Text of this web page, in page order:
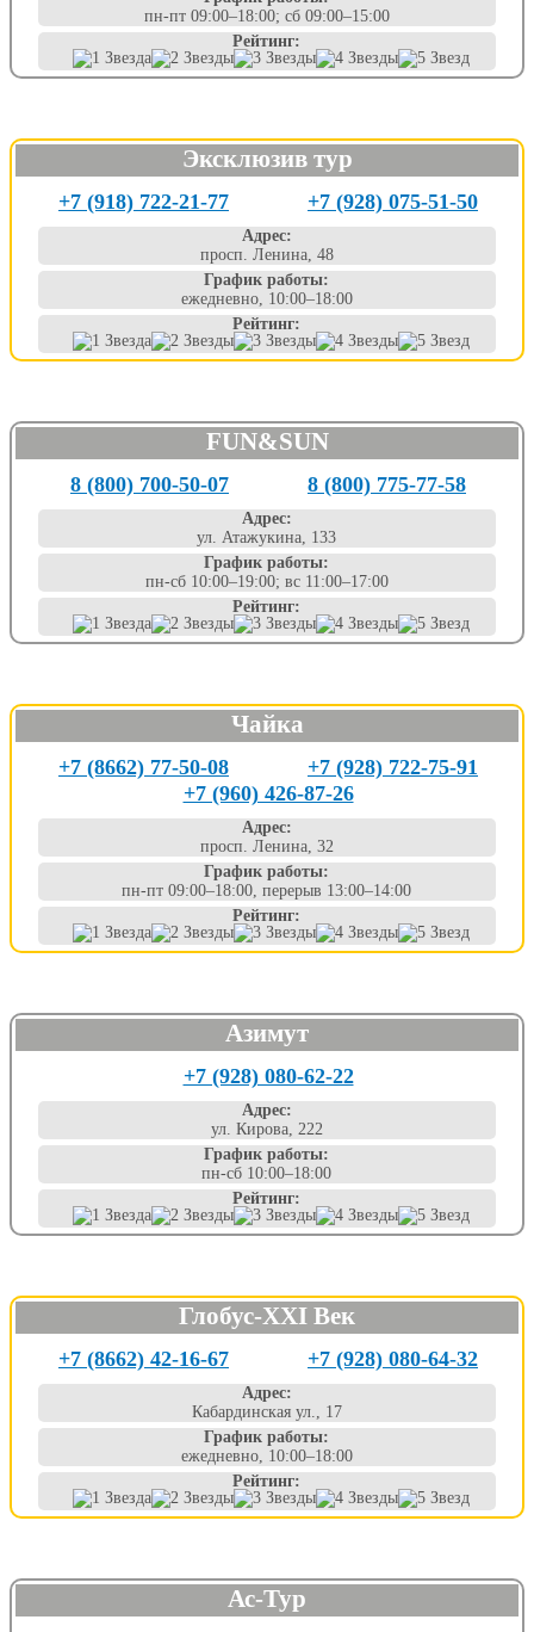
пн-пт 09:00–18:00; сб 09:00–15:00
Рейтинг:
Эксклюзив тур
+7 (918) 722-21-77 +7 (928) 075-51-50
Адрес:
просп. Ленина, 48
График работы:
ежедневно, 10:00–18:00
Рейтинг:
FUN&SUN
8 (800) 700-50-07 8 (800) 775-77-58
Адрес:
ул. Атажукина, 133
График работы:
пн-сб 10:00–19:00; вс 11:00–17:00
Рейтинг:
Чайка
+7 (8662) 77-50-08
+7 (928) 722-75-91
+7 (960) 426-87-26
Адрес:
просп. Ленина, 32
График работы:
пн-пт 09:00–18:00, перерыв 13:00–14:00
Рейтинг:
Азимут
+7 (928) 080-62-22
Адрес:
ул. Кирова, 222
График работы:
пн-сб 10:00–18:00
Рейтинг:
Глобус-XXI Век
+7 (8662) 42-16-67 +7 (928) 080-64-32
Адрес:
Кабардинская ул., 17
График работы:
ежедневно, 10:00–18:00
Рейтинг:
Ас-Тур